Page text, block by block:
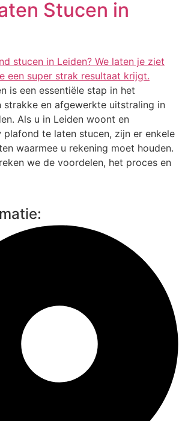
Stucen in
is een essentiële stap in het
strakke en afgewerkte uitstraling in
Als u in Leiden woont en
te laten stucen, zijn er enkele
waarmee u rekening moet houden.
we de voordelen, het proces en